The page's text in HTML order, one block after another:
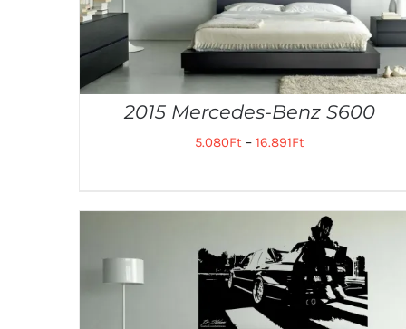
2015 Mercedes-Benz S600
5.080Ft– 16.891Ft